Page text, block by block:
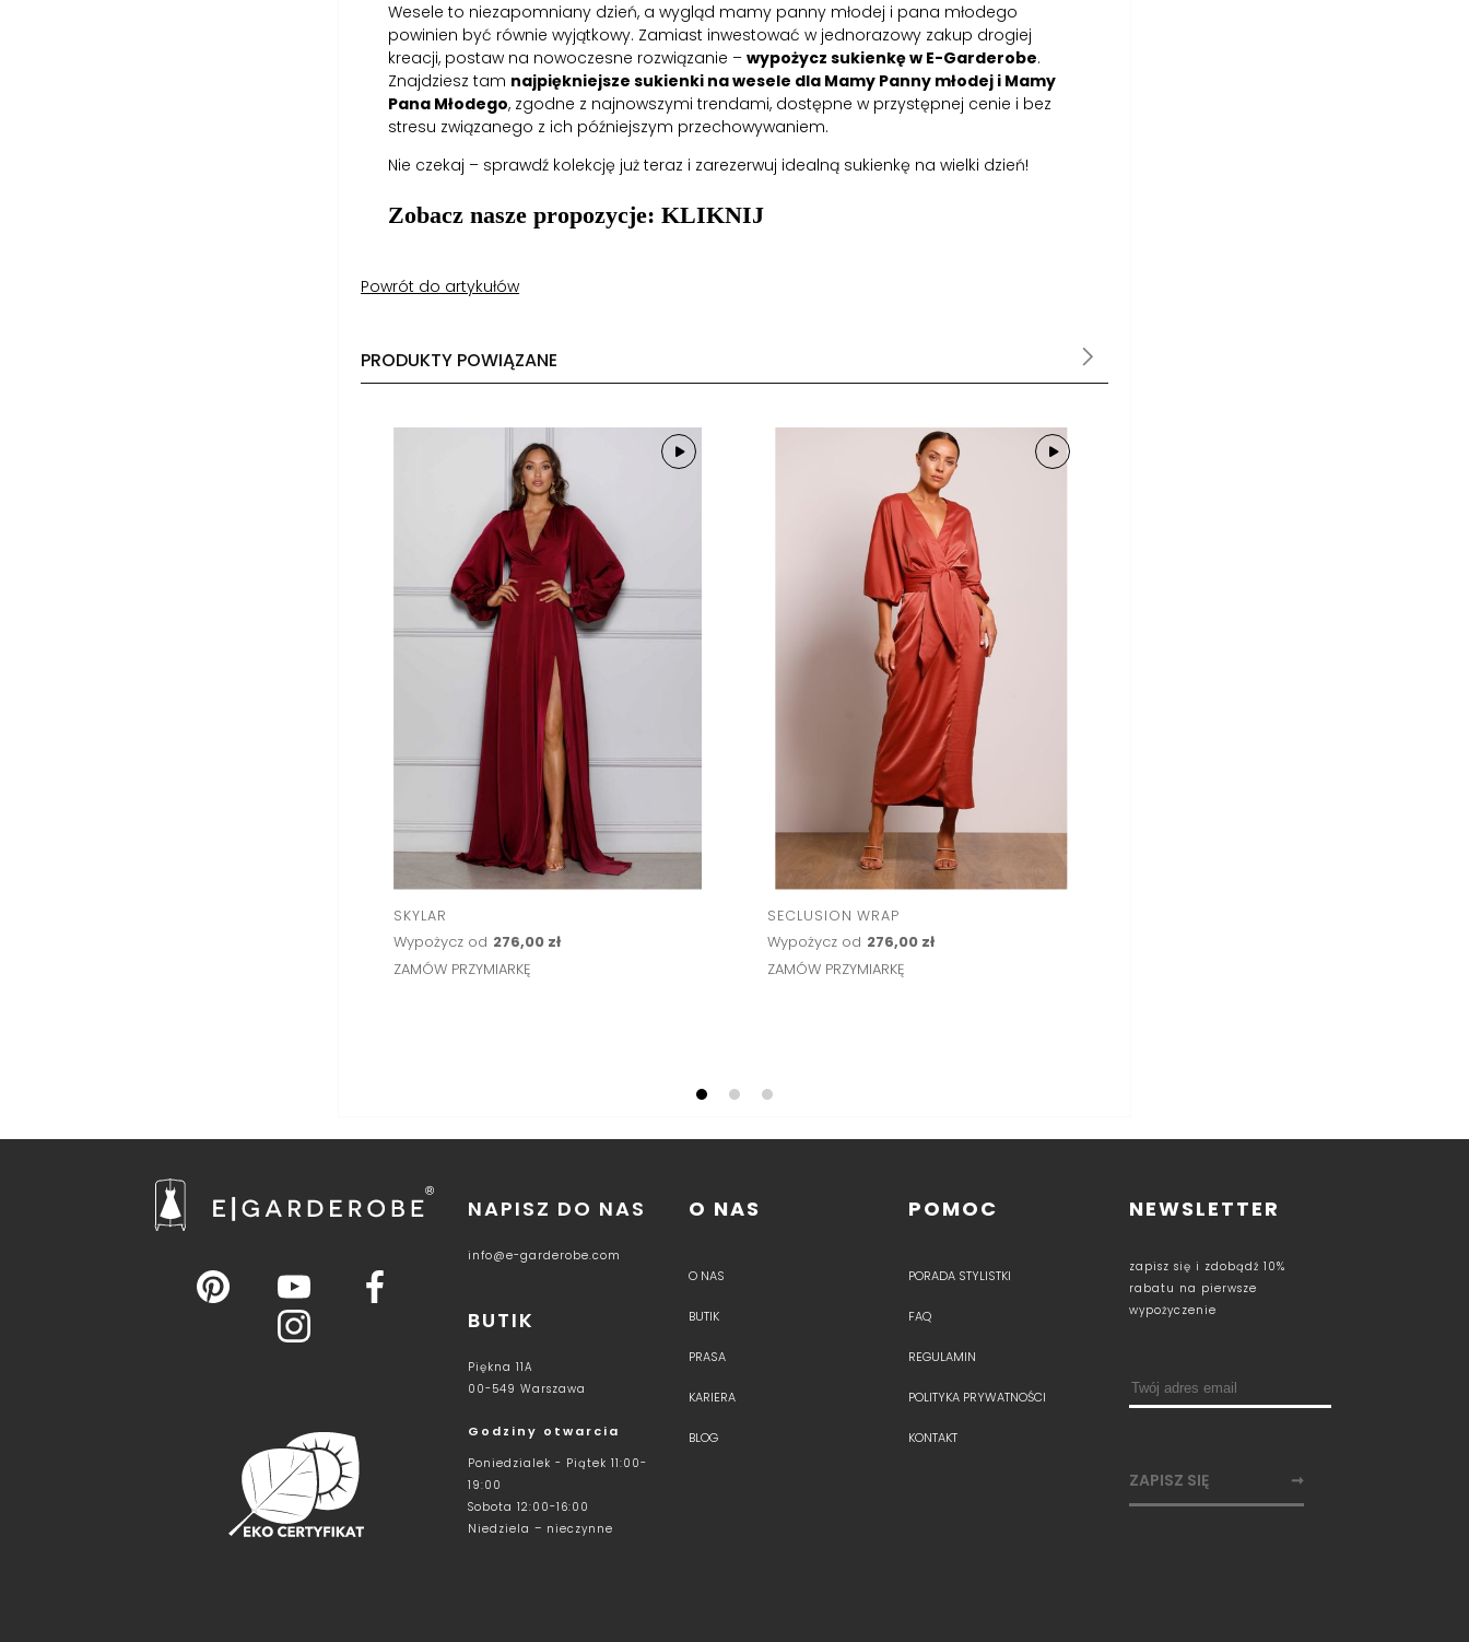
Wesele to niezapomniany dzień, a wygląd mamy panny młodej i pana młodego
powinien być równie wyjątkowy. Zamiast inwestować w jednorazowy zakup drogiej
kreacji, postaw na nowoczesne rozwiązanie –wypożycz sukienkę w E-Garderobe.
Znajdziesz tam najpiękniejsze sukienki na wesele dla Mamy Panny młodej i Mamy
Pana Młodego, zgodne z najnowszymi trendami, dostępne w przystępnej cenie i bez
stresu związanego z ich późniejszym przechowywaniem.
Nie czekaj – sprawdź kolekcję już teraz i zarezerwuj idealną sukienkę na wielki dzień!
Zobacz nasze propozycje: KLIKNIJ
Powrót do artykułów
PRODUKTY POWIĄZANE
SKYLAR
Wypożycz od 276,00 zł
ZAMÓW PRZYMIARKĘ
SECLUSION WRAP
Wypożycz od 276,00 zł
ZAMÓW PRZYMIARKĘ
NAPISZ DO NAS
info@e-garderobe.com
BUTIK
Piękna 11A
00-549 Warszawa
Godziny otwarcia
Poniedzialek - Piątek 11:00-
19:00
Sobota 12:00-16:00
Niedziela – nieczynne
O NAS
O NAS
BUTIK
PRASA
KARIERA
BLOG
POMOC
PORADA STYLISTKI
FAQ
REGULAMIN
POLITYKA PRYWATNOŚCI
KONTAKT
NEWSLETTER
zapisz się i zdobądź 10%
rabatu na pierwsze
wypożyczenie
ZAPISZ SIĘ ➞